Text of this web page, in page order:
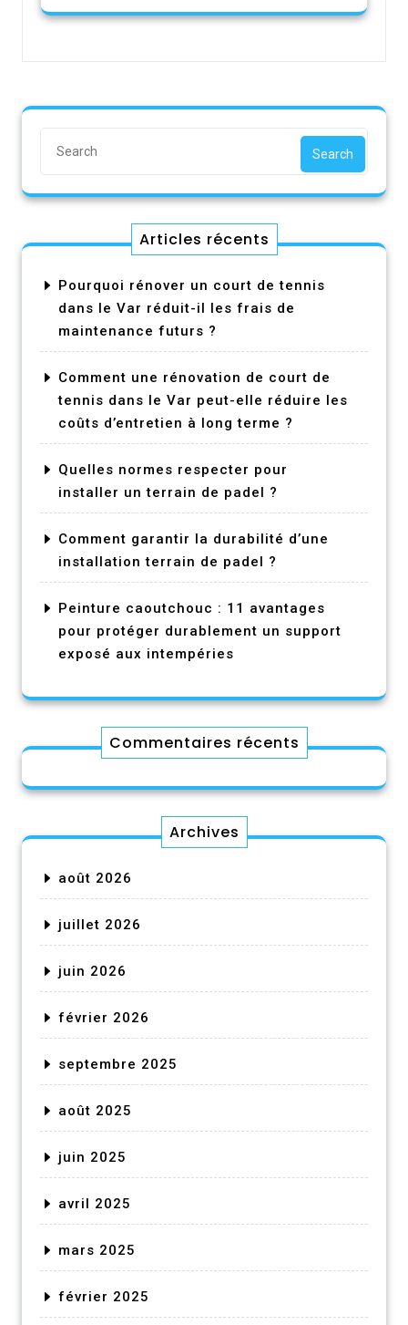
Search
Articles récents
Pourquoi rénover un court de tennis
dans le Var réduit-il les frais de
maintenance futurs ?
Comment une rénovation de court de
tennis dans le Var peut-elle réduire les
coûts d’entretien à long terme ?
Quelles normes respecter pour
installer un terrain de padel ?
Comment garantir la durabilité d’une
installation terrain de padel ?
Peinture caoutchouc : 11 avantages
pour protéger durablement un support
exposé aux intempéries
Commentaires récents
Archives
août 2026
juillet 2026
juin 2026
février 2026
septembre 2025
août 2025
juin 2025
avril 2025
mars 2025
février 2025